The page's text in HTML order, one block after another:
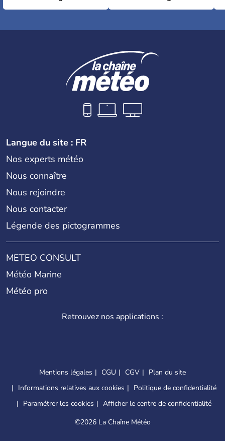
Langue du site : FR
Nos experts météo
Nous connaître
Nous rejoindre
Nous contacter
Légende des pictogrammes
METEO CONSULT
Météo Marine
Météo pro
Retrouvez nos applications :
Mentions légales CGU CGV
Plan du site
Informations relatives aux cookies
Politique de confidentialité
Paramétrer les cookies
Afficher le centre de confidentialité
©2026 La Chaîne Météo